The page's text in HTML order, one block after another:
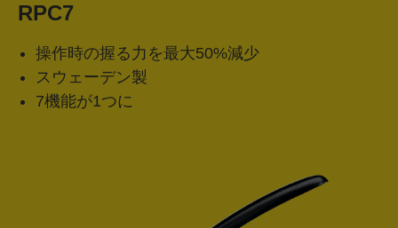
RPC7
操作時の握る力を最大50%減少
スウェーデン製
7機能が1つに